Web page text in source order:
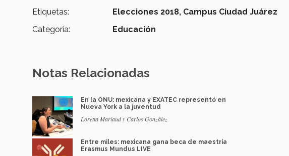
Etiquetas:
Elecciones 2018, Campus Ciudad Juárez
Categoría:
Educación
Notas Relacionadas
En la ONU: mexicana y EXATEC representó en
Nueva York a la juventud
Loretta Mariaud y Carlos González
Entre miles: mexicana gana beca de maestría
Erasmus Mundus LIVE